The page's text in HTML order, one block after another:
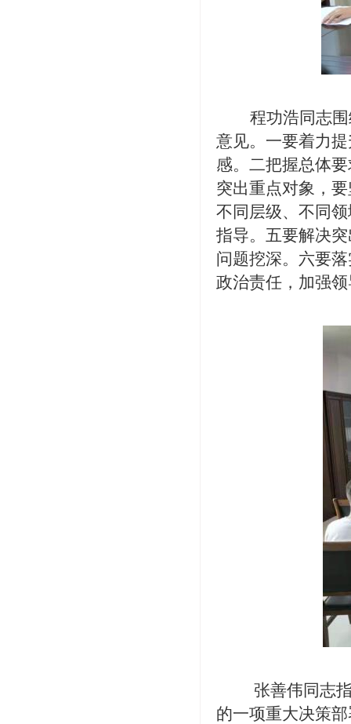
程功浩同志
意见。一要着力
感。二把握总体
突出重点对象，
不同层级、不同
指导。五要解决
问题挖深。六要
政治责任，加强
张善伟同志
的一项重大决策